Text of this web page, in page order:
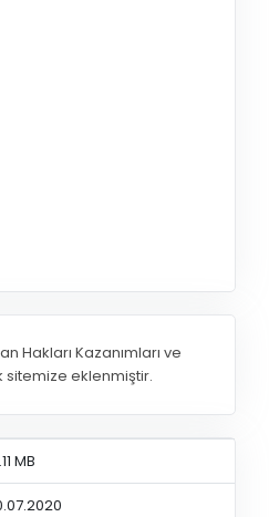
Hakları Kazanımları ve
sitemize eklenmiştir.
MB